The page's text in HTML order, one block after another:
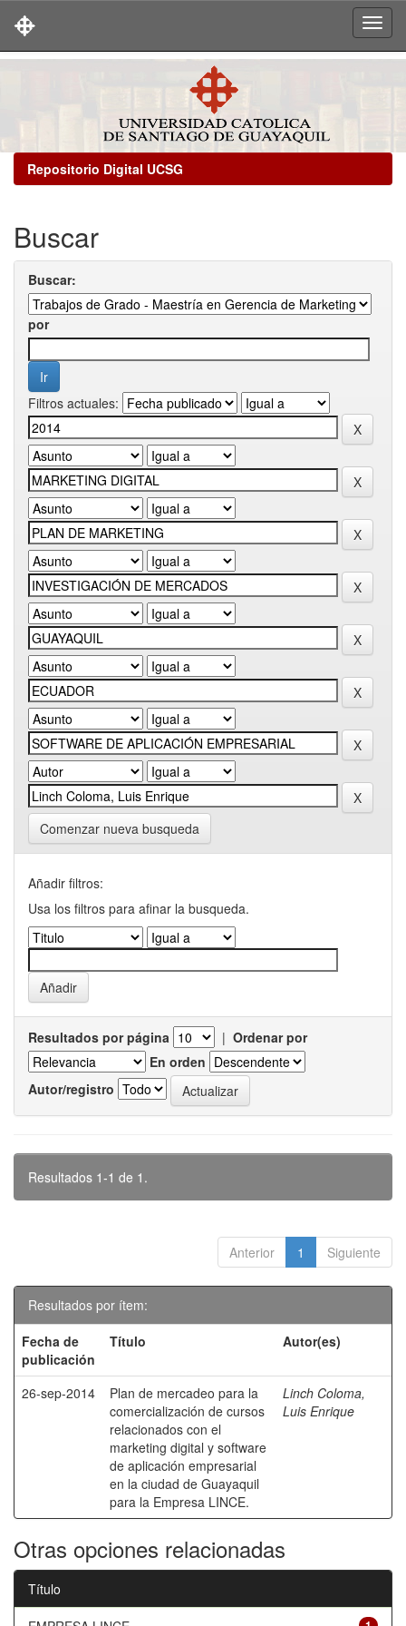
Repositorio Digital UCSG
Buscar
Buscar:
por
Filtros actuales:
Comenzar nueva busqueda
Añadir filtros:
Usa los filtros para afinar la busqueda.
Resultados por página | Ordenar por
En orden
Autor/registro
Resultados 1-1 de 1.
Anterior 1 Siguiente
Resultados por ítem:
Fecha de
publicación
Título Autor(es)
26-sep-2014
Plan de mercadeo para la
comercialización de cursos
relacionados con el
marketing digital y software
de aplicación empresarial
en la ciudad de Guayaquil
para la Empresa LINCE.
Linch Coloma,
Luis Enrique
Otras opciones relacionadas
Título